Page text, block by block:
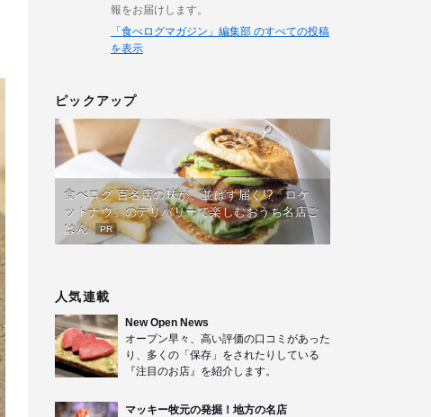
報をお届けします。
「食べログマガジン」編集部 のすべての投稿
を表示
ピックアップ
食べログ 百名店の味が、並ばず届く!?「ロケ
ットナウ」のデリバリーで楽しむおうち名店ご
はん
PR
人気連載
New Open News
オープン早々、高い評価の口コミがあった
り、多くの「保存」をされたりしている
『注目のお店』を紹介します。
マッキー牧元の発掘！地方の名店